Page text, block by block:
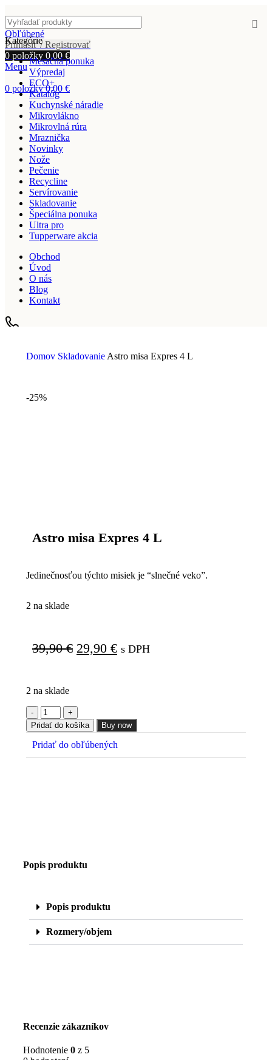
Obľúbené
Prihlásiť / Registrovať
0 položky 0,00 €
Menu
0 položky 0,00 €
Kategórie
Mesačná ponuka
Výpredaj
ECO+
Katalóg
Kuchynské náradie
Mikrovlákno
Mikrovlná rúra
Mraznička
Novinky
Nože
Pečenie
Recycline
Servírovanie
Skladovanie
Špeciálna ponuka
Ultra pro
Tupperware akcia
Obchod
Úvod
O nás
Blog
Kontakt
Domov Skladovanie Astro misa Expres 4 L
-25%
Astro misa Expres 4 L
Jedinečnosťou týchto misiek je “slnečné veko”.
2 na sklade
39,90€ 29,90 € s DPH
2 na sklade
Pridať do košíka Buy now
Pridať do obľúbených
Popis produktu
Popis produktu
Rozmery/objem
Recenzie zákazníkov
Hodnotenie 0 z 5